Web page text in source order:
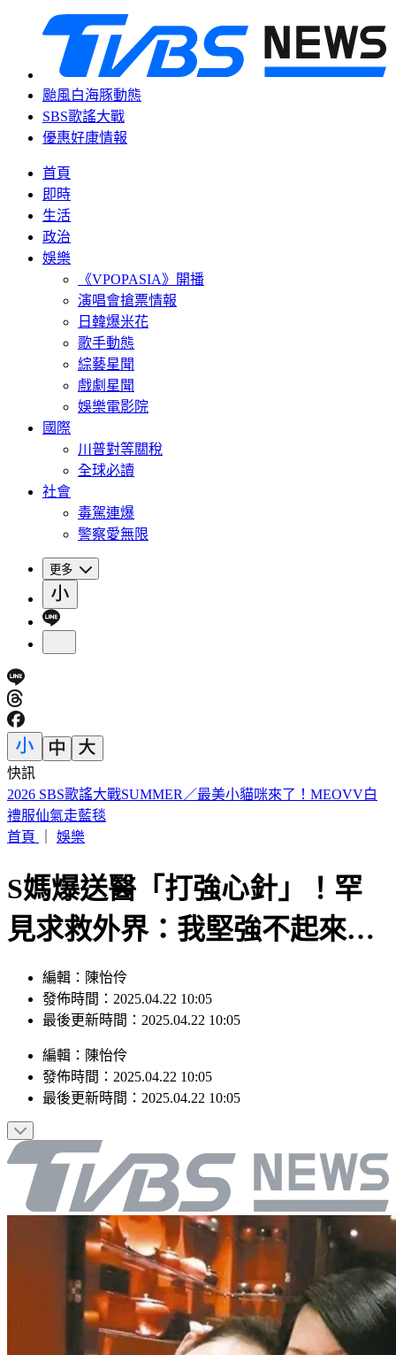
颱風白海豚動態
SBS歌謠大戰
優惠好康情報
首頁
即時
生活
政治
娛樂
《VPOPASIA》開播
演唱會搶票情報
日韓爆米花
歌手動態
綜藝星聞
戲劇星聞
娛樂電影院
國際
川普對等關稅
全球必讀
社會
毒駕連爆
警察愛無限
更多
快訊
山本由伸5.2局零失分！大谷翔平10局超前安 道奇成功終止7
連敗
首頁
娛樂
S媽爆送醫「打強心針」！罕
見求救外界：我堅強不起來…
編輯：陳怡伶
發佈時間：2025.04.22 10:05
最後更新時間：2025.04.22 10:05
編輯 ： 陳怡伶
發佈時間： 2025.04.22 10:05
最後更新時間： 2025.04.22 10:05